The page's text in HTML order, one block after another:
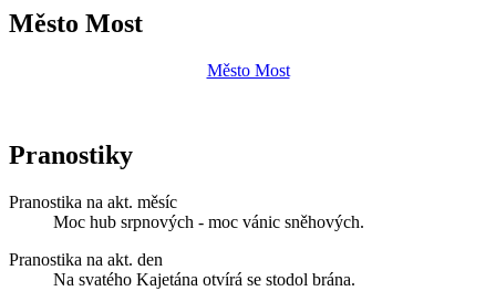
Město Most
Město Most
Pranostiky
Pranostika na akt. měsíc
Moc hub srpnových - moc vánic sněhových.
Pranostika na akt. den
Na svatého Kajetána otvírá se stodol brána.